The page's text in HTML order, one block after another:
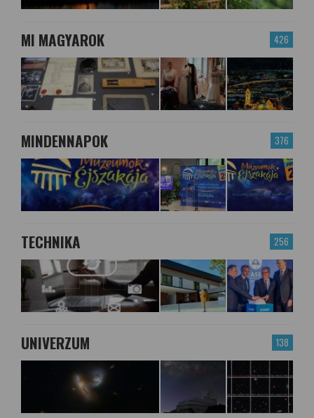
426
MI MAGYAROK
376
MINDENNAPOK
256
TECHNIKA
138
UNIVERZUM